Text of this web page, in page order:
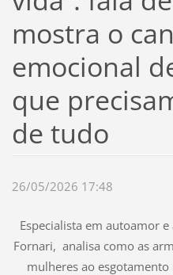
mostra o
emocional
que
de tudo
26/05/2026 17:48
Especialista em autoamor
Fornari, analisa como as
mulheres ao